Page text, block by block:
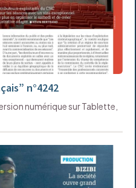
n°4242
numérique sur Tablette,